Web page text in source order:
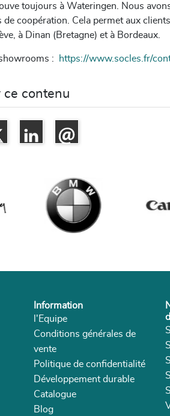
toujours à Wateringen. Nous
de coopération. Cela permet aux
à Dinan (Bretagne) et à Bordeaux.
: https://www.socles.fr/
ce contenu
Information
l'Equipe
Conditions générales de
vente
Politique de confidentialité
Développement durable
Catalogue
Blog